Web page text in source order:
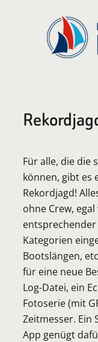
Für alle, die die
können, gibt es
Rekordjagd!
ohne Crew,
Kategorien
Bootslängen,
für eine neue
Log-Datei, ein
Fotoserie (mit
Zeitmesser.
App genügt